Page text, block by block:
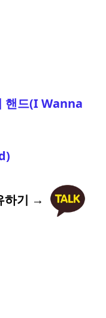
핸드(I Wanna
하기 →